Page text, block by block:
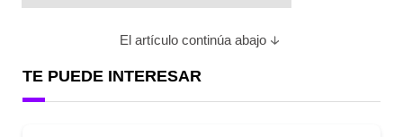
El artículo continúa abajo
TE PUEDE INTERESAR